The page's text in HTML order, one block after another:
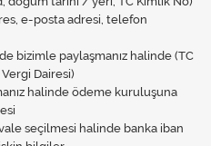
e-posta adresi, telefon
bizimle paylaşmanız halinde (TC
Dairesi)
halinde ödeme kuruluşuna
seçilmesi halinde banka iban